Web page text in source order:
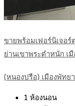
ขายพร้อมเฟอร์นิเจอ
ย่านเขาพระตำหนัก เ
(หนองปรือ) เมืองพัทย
1 ห้องนอน